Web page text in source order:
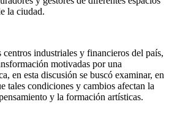
la ciudad.
industriales y financieros del país,
motivadas por una
en esta discusión se buscó examinar, en
tales condiciones y cambios afectan la
y la formación artísticas.